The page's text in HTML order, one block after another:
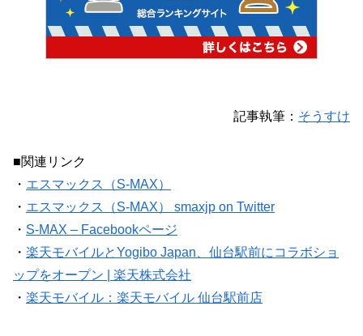
記事執筆： そうすけ
■関連リンク
・ エスマックス（S-MAX）
・ エスマックス（S-MAX） smaxjp on Twitter
・ S-MAX – Facebookページ
・ 楽天モバイルとYogibo Japan、仙台駅前にコラボショ
ップをオープン | 楽天株式会社
・ 楽天モバイル：楽天モバイル 仙台駅前店